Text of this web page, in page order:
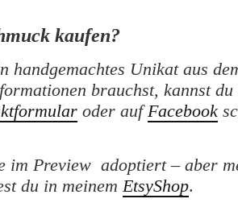
kaufen?
handgemachtes Unikat aus
brauchst, kannst
oder aufFacebook
im Preview adoptiert – aber
du in meinem EtsyShop.